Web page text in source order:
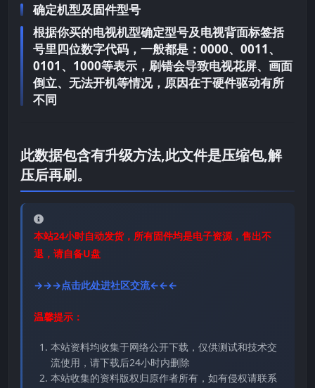
确定机型及固件型号
根据你买的电视机型确定型号及电视背面标签括
号里四位数字代码，一般都是：0000、0011、
0101、1000等表示，刷错会导致电视花屏、画面
倒立、无法开机等情况，原因在于硬件驱动有所
不同
此数据包含有升级方法,此文件是压缩包,解
压后再刷。
本站24小时自动发货，所有固件均是电子资源，售出不
退，请自备U盘
→→→点击此处进社区交流←←←
温馨提示：
本站资料均收集于网络公开下载，仅供测试和技术交
流使用，请下载后24小时内删除
本站收集的资料版权归原作者所有，如有侵权请联系